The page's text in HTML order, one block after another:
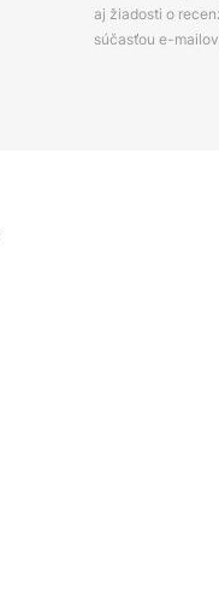
aj žiadosti o
súčasťou e-